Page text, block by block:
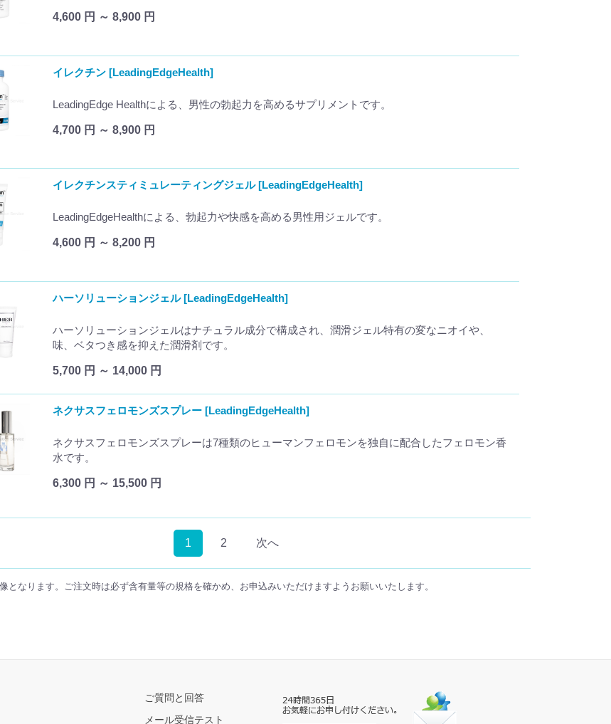
4,600 円 ～ 8,900 円
イレクチン [LeadingEdgeHealth]
LeadingEdge Healthによる、男性の勃起力を高めるサプリメントです。
4,700 円 ～ 8,900 円
イレクチンスティミュレーティングジェル [LeadingEdgeHealth]
LeadingEdgeHealthによる、勃起力や快感を高める男性用ジェルです。
4,600 円 ～ 8,200 円
ハーソリューションジェル [LeadingEdgeHealth]
ハーソリューションジェルはナチュラル成分で構成され、潤滑ジェル特有の変なニオイや、
味、ベタつき感を抑えた潤滑剤です。
5,700 円 ～ 14,000 円
ネクサスフェロモンズスプレー [LeadingEdgeHealth]
ネクサスフェロモンズスプレーは7種類のヒューマンフェロモンを独自に配合したフェロモン香
水です。
6,300 円 ～ 15,500 円
1 2 次へ
となります。ご注文時は必ず含有量等の規格を確かめ、お申込みいただけますようお願いいたします。
ご質問と回答
メール受信テスト